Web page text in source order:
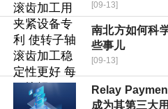
[09-13]
南北方如何科
些事儿
[09-13]
Relay
成为其第三大